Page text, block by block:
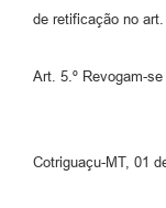
de retificação no art.
Art. 5.º Revogam-
Cotriguaçu-MT, 01